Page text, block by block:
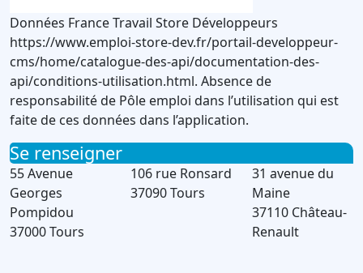
Données France Travail Store Développeurs
https://www.emploi-store-dev.fr/portail-developpeur-
cms/home/catalogue-des-api/documentation-des-
api/conditions-utilisation.html. Absence de
responsabilité de Pôle emploi dans l’utilisation qui est
faite de ces données dans l’application.
Se renseigner
55 Avenue
Georges
Pompidou
37000 Tours
106 rue Ronsard
37090 Tours
31 avenue du
Maine
37110 Château-
Renault